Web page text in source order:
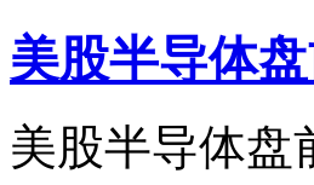
美股半导体
美股半导体盘